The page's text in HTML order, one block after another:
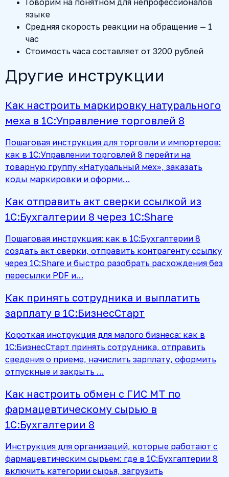
языке
Средняя скорость реакции на обращение — 1
час
Стоимость часа составляет от 3200 рублей
Другие инструкции
Как настроить маркировку натурального
меха в 1С:Управление торговлей 8
Пошаговая инструкция для торговли и импортеров:
как в 1С:Управлении торговлей 8 перейти на
товарную группу «Натуральный мех», заказать
коды маркировки и оформи…
Как отправить акт сверки ссылкой из
1С:Бухгалтерии 8 через 1С:Share
Пошаговая инструкция: как в 1С:Бухгалтерии 8
создать акт сверки, отправить контрагенту ссылку
через 1С:Share и быстро разобрать расхождения без
пересылки PDF и…
Как принять сотрудника и выплатить
зарплату в 1С:БизнесСтарт
Короткая инструкция для малого бизнеса: как в
1С:БизнесСтарт принять сотрудника, отправить
сведения о приеме, начислить зарплату, оформить
отпускные и закрыть …
Как настроить обмен с ГИС МТ по
фармацевтическому сырью в
1С:Бухгалтерии 8
Инструкция для организаций, которые работают с
фармацевтическим сырьем: где в 1С:Бухгалтерии 8
включить категории сырья, загрузить